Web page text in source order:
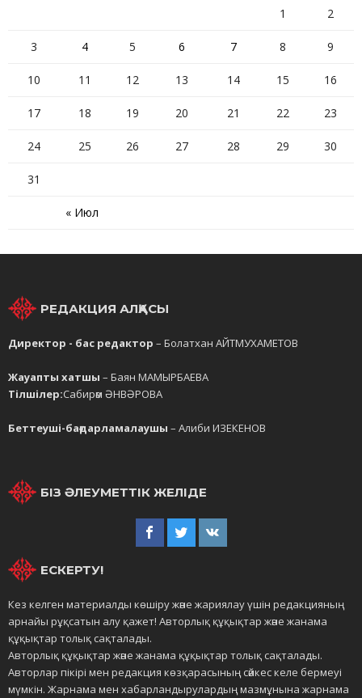
« Июл
1 2
3 4 5 6 7 8 9
10 11 12 13 14 15 16
17 18 19 20 21 22 23
24 25 26 27 28 29 30
31
РЕДАКЦИЯ АЛҚАСЫ
Директор - бас редактор – Болатхан АЙТМУХАМЕТОВ
Жауапты хатшы – Баян МАМЫРБАЕВА
Тілшілер:Сабирәм ӘНВӘРОВА
Беттеуші-бағдарламалаушы – Алиби ИЗЕКЕНОВ
БІЗ ӘЛЕУМЕТТІК ЖЕЛІДЕ
ЕСКЕРТУ!
Кез келген материалды көшіру және жариялау үшін редакцияның
арнайы рұқсатын алу қажет! Авторлық құқықтар және жанама
құқықтар толық сақталады.
Авторлық құқықтар және жанама құқықтар толық сақталады.
Авторлар пікірі мен редакция көзқарасының сәйкес келе бермеуі
мүмкін. Жарнама мен хабарландырулардың мазмұнына жарнама